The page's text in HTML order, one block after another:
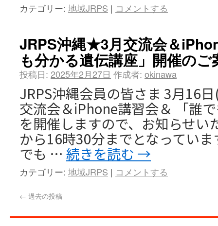
カテゴリー: 地域JRPS | コメントする
JRPS沖縄★3月交流会＆
も分かる遺伝講座」開催のご
投稿日: 2025年2月27日 作成者: okinawa
JRPS沖縄会員の皆さま 3月16
交流会＆iPhone講習会＆ 「誰
を開催しますので、お知らせい
から16時30分までとなってい
でも … 続きを読む →
カテゴリー: 地域JRPS | コメントする
← 過去の投稿